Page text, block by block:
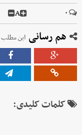
۰ A
هم رسانی این مطلب
کلمات کلیدی: